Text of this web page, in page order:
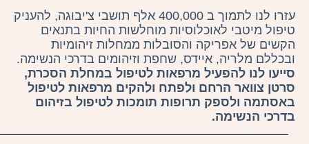
עזרו לנו לתמוך ב 400,000 אלף תושבי צ'יבוגה, להעניק
טיפול מיטבי לאוכלוסיות מוחלשות החיות בתנאים
הקשים של אפריקה והסובלות ממחלות זיהומיות
ובכללם מלריה, איידס, שחפת וזיהומים בדרכי הנשימה.
סייעו לנו להפעיל מרפאות לטיפול במחלת הסכרת,
סרטן צוואר הרחם ולפתח ולהקים מרפאות לטיפול
באסתמה ולספק תרופות תומכות לטיפול בזיהום
בדרכי הנשימה.